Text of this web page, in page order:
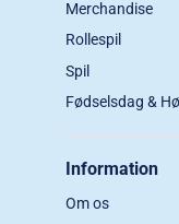
Merchandise
Rollespil
Spil
Fødselsdag &
Information
Om os